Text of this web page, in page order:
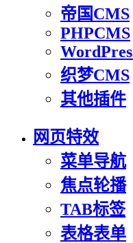
帝国CMS
PHPCMS
织梦CMS
其他插件
网页特效
菜单导航
焦点轮播
TAB标签
表格表单